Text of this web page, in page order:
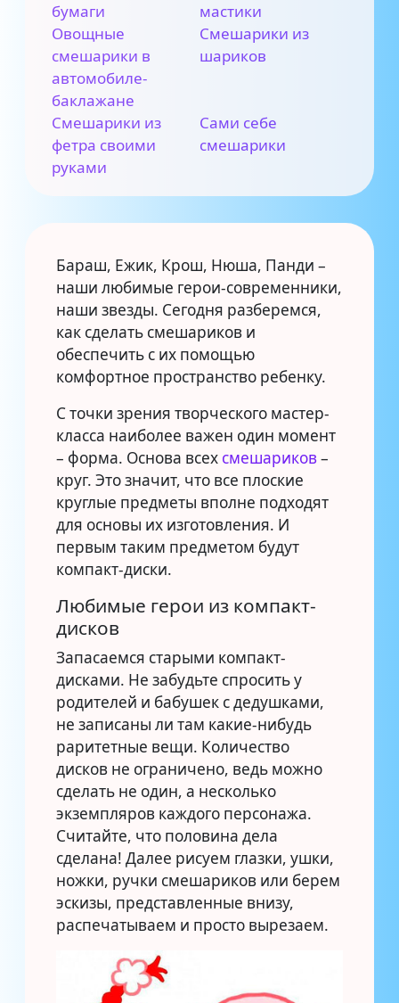
бумаги
мастики
Овощные
смешарики в
автомобиле-
баклажане
Смешарики из
шариков
Смешарики из
фетра своими
руками
Сами себе
смешарики
Бараш, Ежик, Крош, Нюша, Панди –
наши любимые герои-современники,
наши звезды. Сегодня разберемся,
как сделать смешариков и
обеспечить с их помощью
комфортное пространство ребенку.
C точки зрения творческого мастер-
класса наиболее важен один момент
– форма. Основа всех смешариков–
круг. Это значит, что все плоские
круглые предметы вполне подходят
для основы их изготовления. И
первым таким предметом будут
компакт-диски.
Любимые герои из компакт-
дисков
Запасаемся старыми компакт-
дисками. Не забудьте спросить у
родителей и бабушек с дедушками,
не записаны ли там какие-нибудь
раритетные вещи. Количество
дисков не ограничено, ведь можно
сделать не один, а несколько
экземпляров каждого персонажа.
Считайте, что половина дела
сделана! Далее рисуем глазки, ушки,
ножки, ручки смешариков или берем
эскизы, представленные внизу,
распечатываем и просто вырезаем.